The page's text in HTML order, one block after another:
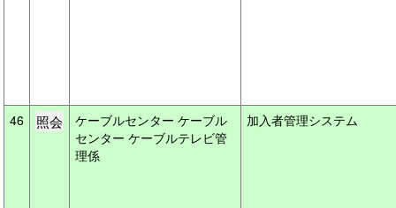
46
ケーブルセンター ケーブル
センター ケーブルテレビ管
理係
加入者管理システム